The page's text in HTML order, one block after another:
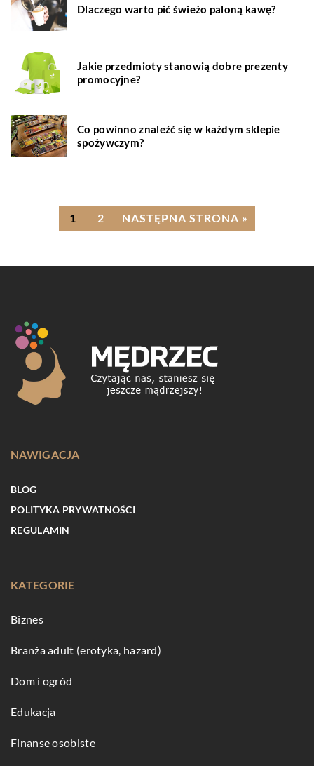
Dlaczego warto pić świeżo paloną kawę?
Jakie przedmioty stanowią dobre prezenty
promocyjne?
Co powinno znaleźć się w każdym sklepie
spożywczym?
1 2 NASTĘPNA STRONA »
NAWIGACJA
BLOG
POLITYKA PRYWATNOŚCI
REGULAMIN
KATEGORIE
Biznes
Branża adult (erotyka, hazard)
Dom i ogród
Edukacja
Finanse osobiste